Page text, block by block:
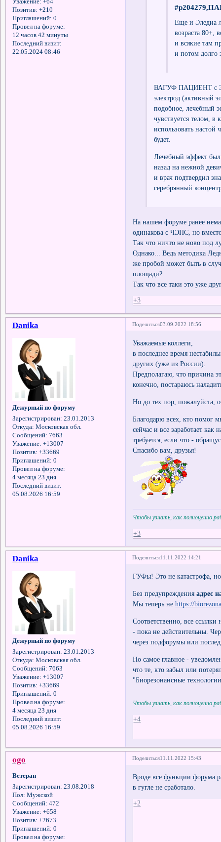
Позитив: +210
Приглашений: 0
Провел на форуме:
12 часов 42 минуты
Последний визит:
22.05.2024 08:46
Еще и Эледиа
возраста 80+,
и всякие там
и потом долго
ВАГУФ ПАЦИЕНТ с
электрод (активный
подобное, лечебный
чувствуется телом, в
использовать
будет.
Лечебный эффект был
назад на нежной
и врач подтвердил
серебрянный
На нашем форуме ранее
одинакова с ЧЭНС, но
Так что ничто не ново под
Однако... Ведь методика
же пробой может быть в
площади?
Так что все таки это уже
+3
Поделиться03.09.2022 18:56
Danika
Дежурный по форуму
Зарегистрирован: 23.01.2013
Откуда: Московская обл.
Сообщений: 7663
Уважение: +13007
Позитив: +33669
Приглашений: 0
Провел на форуме:
4 месяца 23 дня
Последний визит:
05.08.2026 16:59
Уважаемые коллеги,
в последнее время
других (уже из России).
Предполагаю, что причина
конечно, постараюсь
Но до тех пор, пожалуйста,
Благодарю всех, кто помог
сейчас и все заработает
требуется, если что -
Спасибо вам, друзья!
Чтобы узнать, как полноценно
+3
Поделиться11.11.2022 14:21
Danika
Дежурный по форуму
Зарегистрирован: 23.01.2013
Откуда: Московская обл.
Сообщений: 7663
Уважение: +13007
Позитив: +33669
Приглашений: 0
Провел на форуме:
4 месяца 23 дня
Последний визит:
05.08.2026 16:59
ГУФы! Это не катастрофа,
Без предупрежденияадрес
Мы теперь неhttps://
Соответственно, все
- пока не действительны.
через подфорумы или
Но самое главное -
что те, кто забыл или
"Биорезонансные
Чтобы узнать, как полноценно
+4
Поделиться11.11.2022 15:43
ogo
Ветеран
Зарегистрирован: 23.08.2018
Пол: Мужской
Сообщений: 472
Уважение: +658
Позитив: +2673
Приглашений: 0
Провел на форуме:
Вроде все функции форума
в гугле не сработало.
+2